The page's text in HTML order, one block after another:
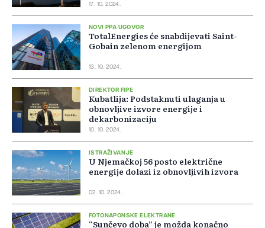
17. 10. 2024.
NOVI PPA UGOVOR
TotalEnergies će snabdijevati Saint-
Gobain zelenom energijom
13. 10. 2024.
DIREKTOR FIPE
Kubatlija: Podstaknuti ulaganja u
obnovljive izvore energije i
dekarbonizaciju
10. 10. 2024.
ISTRAŽIVANJE
U Njemačkoj 56 posto električne
energije dolazi iz obnovljivih izvora
02. 10. 2024.
FOTONAPONSKE ELEKTRANE
“Sunčevo doba” je možda konačno